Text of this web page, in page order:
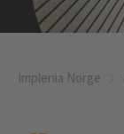
Implenia Norge